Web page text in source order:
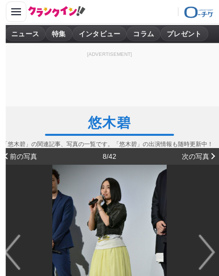
ニュース 特集 インタビュー コラム プレゼント
[ADVERTISEMENT]
悠木碧
「悠木碧」の関連記事、写真の一覧です。「悠木碧」の出演情報も随時更新中！
前の写真 8/42 次の写真